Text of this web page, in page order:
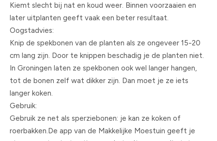
Kiemt slecht bij nat en koud weer. Binnen voorzaaien en
later uitplanten geeft vaak een beter resultaat.
Oogstadvies:
Knip de spekbonen van de planten als ze ongeveer 15-20
cm lang zijn. Door te knippen beschadig je de planten niet.
In Groningen laten ze spekbonen ook wel langer hangen,
tot de bonen zelf wat dikker zijn. Dan moet je ze iets
langer koken.
Gebruik:
Gebruik ze net als sperziebonen: je kan ze koken of
roerbakken.De app van de Makkelijke Moestuin geeft je